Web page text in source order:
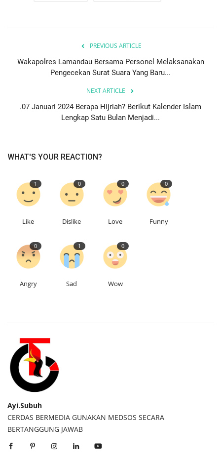
PREVIOUS ARTICLE
Wakapolres Lamandau Bersama Personel Melaksanakan
Pengecekan Surat Suara Yang Baru...
NEXT ARTICLE
.07 Januari 2024 Berapa Hijriah? Berikut Kalender Islam
Lengkap Satu Bulan Menjadi...
WHAT'S YOUR REACTION?
1
Like
0
Dislike
0
Love
0
Funny
0
Angry
1
Sad
0
Wow
Ayi.Subuh
CERDAS BERMEDIA GUNAKAN MEDSOS SECARA
BERTANGGUNG JAWAB